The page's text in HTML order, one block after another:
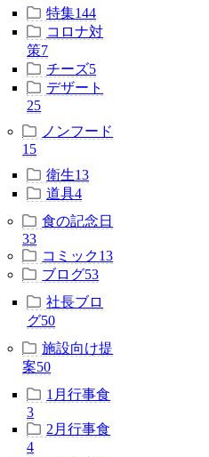
特集144
コロナ対
策7
チーズ5
デザート
25
ノンフード
15
衛生13
道具4
食の記念日
33
コミック13
ブログ53
社長ブロ
グ50
施設向け提
案50
1月行事食
3
2月行事食
4